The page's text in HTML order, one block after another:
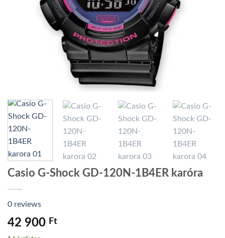
Casio G-Shock GD-120N-1B4ER karóra
0 reviews
42 900 Ft